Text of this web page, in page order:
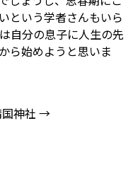
という学者さんもいら
自分の息子に人生の先
ら始めようと思いま
国神社 →